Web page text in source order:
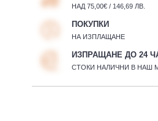
НАД 75,00€ / 146,69 ЛВ.
ПОКУПКИ
НА ИЗПЛАЩАНЕ
ИЗПРАЩАНЕ ДО 24
СТОКИ НАЛИЧНИ В НАШ